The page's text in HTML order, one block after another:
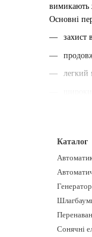
вимикають
Основні
захист
легкий
Каталог
Сонячні